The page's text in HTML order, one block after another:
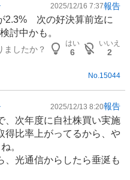
2025/12/16 7:37報告
2.3% 次の好決算前迄に
討中かも。
ましたか？
はい
6
いいえ
2
No. 15044
2025/12/13 8:20報告
、次年度に自社株買い実施
得比率上がってるから、や
。
、光通信からしたら垂涎も